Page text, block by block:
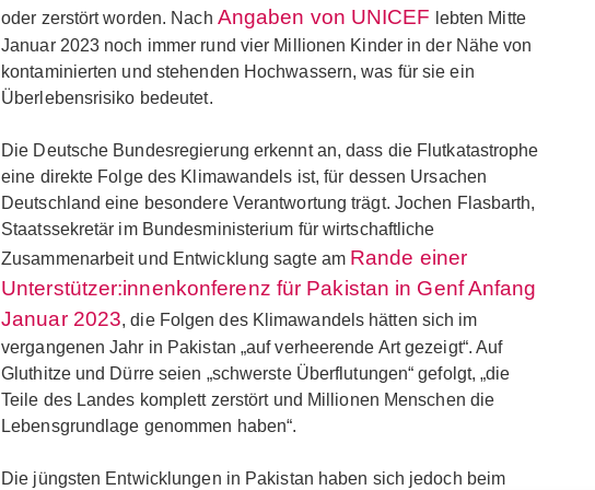
oder zerstört worden. Nach Angaben von UNICEF lebten Mitte
Januar 2023 noch immer rund vier Millionen Kinder in der Nähe von
kontaminierten und stehenden Hochwassern, was für sie ein
Überlebensrisiko bedeutet.
Die Deutsche Bundesregierung erkennt an, dass die Flutkatastrophe
eine direkte Folge des Klimawandels ist, für dessen Ursachen
Deutschland eine besondere Verantwortung trägt. Jochen Flasbarth,
Staatssekretär im Bundesministerium für wirtschaftliche
Zusammenarbeit und Entwicklung sagte am Rande einer
Unterstützer:innenkonferenz für Pakistan in Genf Anfang
Januar 2023, die Folgen des Klimawandels hätten sich im
vergangenen Jahr in Pakistan „auf verheerende Art gezeigt“. Auf
Gluthitze und Dürre seien „schwerste Überflutungen“ gefolgt, „die
Teile des Landes komplett zerstört und Millionen Menschen die
Lebensgrundlage genommen haben“.
Die jüngsten Entwicklungen in Pakistan haben sich jedoch beim